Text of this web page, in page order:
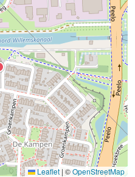
Leaflet | ©OpenStreetMap